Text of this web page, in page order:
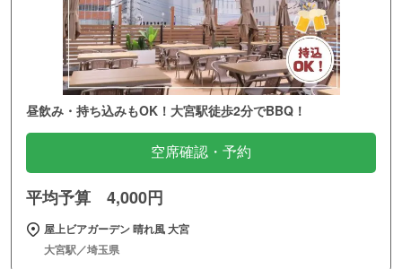
昼飲み・持ち込みもOK！大宮駅徒歩2分でBBQ！
空席確認・予約
平均予算 4,000円
屋上ビアガーデン 晴れ風 大宮
大宮駅／埼玉県